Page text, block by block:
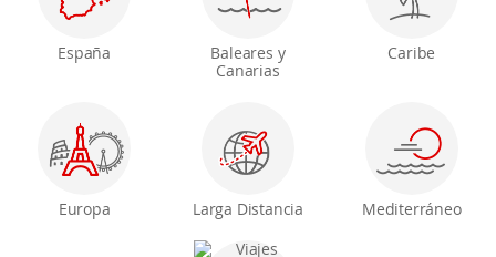
España
Baleares y
Canarias
Caribe
Europa Larga Distancia Mediterráneo